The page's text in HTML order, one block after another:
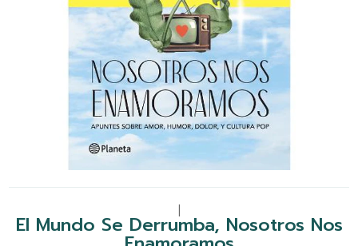
El Mundo Se Derrumba, Nosotros Nos